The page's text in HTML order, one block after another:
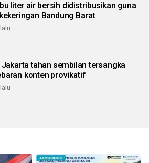
liter air bersih didistribusikan guna
Bandung Barat
tahan sembilan tersangka
konten provikatif